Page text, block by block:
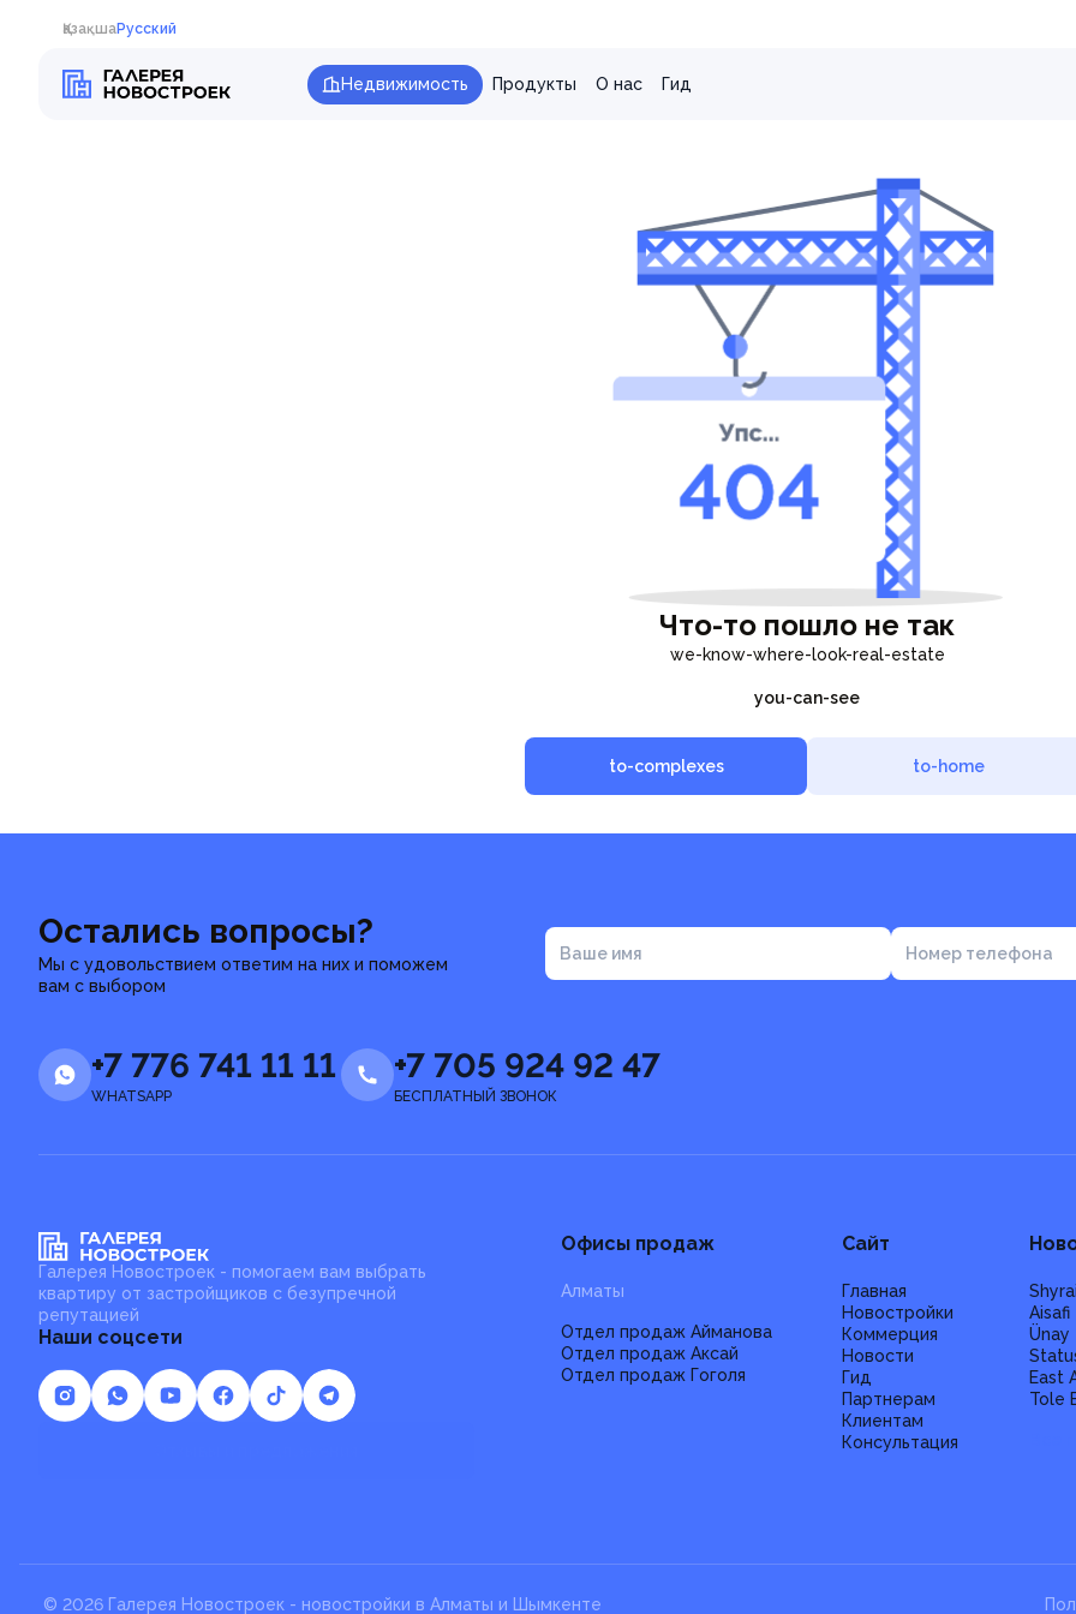
ҚазақшаРусский
Недвижимость Продукты О нас Гид
Что-то пошло не так
we-know-where-look-real-estate
you-can-see
to-complexes to-home
Остались вопросы?
Мы с удовольствием ответим на них и поможем
вам с выбором
Ваше имя Номер телефона
+7 776 741 11 11
WHATSAPP
+7 705 924 92 47
БЕСПЛАТНЫЙ ЗВОНОК
Галерея Новостроек - помогаем вам выбрать
квартиру от застройщиков с безупречной
репутацией
Наши соцсети
Офисы продаж
Алматы
Отдел продаж Айманова
Отдел продаж Аксай
Отдел продаж Гоголя
Сайт
Главная
Новостройки
Коммерция
Новости
Гид
Партнерам
Клиентам
Консультация
Aisafi
Ünay
East
Tole
© 2026 Галерея Новостроек - новостройки в Алматы и Шымкенте